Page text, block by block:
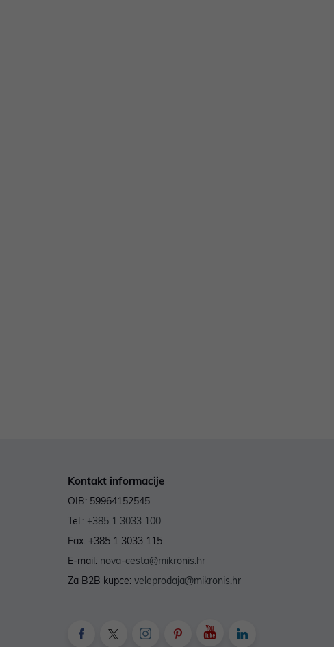
Kontakt informacije
OIB: 59964152545
Tel.: +385 1 3033 100
Fax: +385 1 3033 115
E-mail: nova-cesta@mikronis.hr
Za B2B kupce: veleprodaja@mikronis.hr